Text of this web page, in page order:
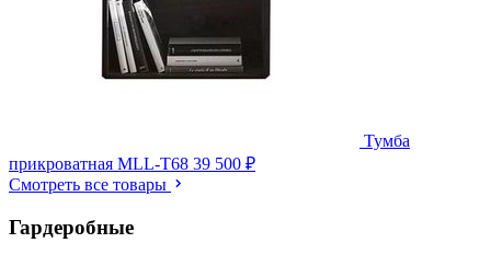
Тумба
прикроватная MLL-T68 39 500 ₽
Смотреть все товары
Гардеробные